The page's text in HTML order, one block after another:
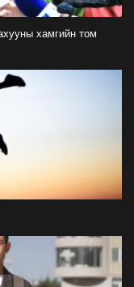
Ерөнхийлөгчийн
допинг
нэг бөхөөс илэрсэн
гарсан
байна
Эмомали
хамгийн том